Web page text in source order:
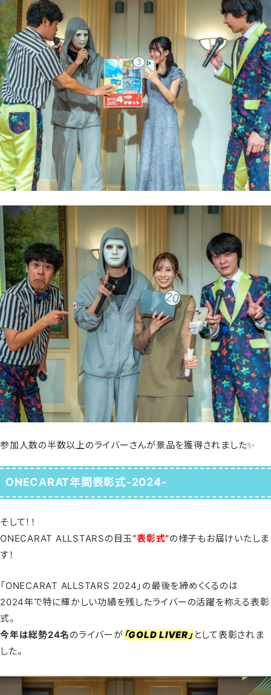
参加人数の半数以上のライバーさんが景品を獲得されました✨
ONECARAT年間表彰式-2024-
そして！！
ONECARAT ALLSTARSの目玉“表彰式”の様子もお届けいたしま
す！
「ONECARAT ALLSTARS 2024」の最後を締めくくるのは
2024年で特に輝かしい功績を残したライバーの活躍を称える表彰
式。
今年は総勢24名のライバーが 「GOLD LIVER」 として表彰されま
した。